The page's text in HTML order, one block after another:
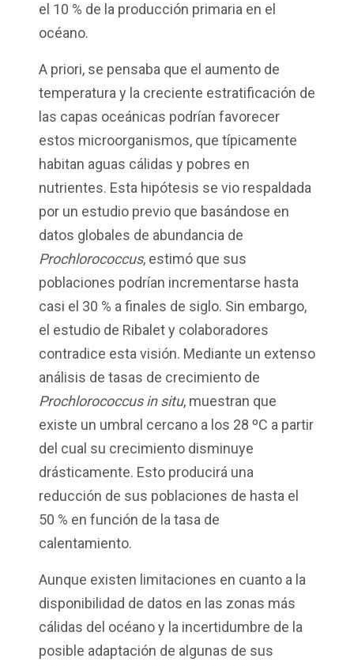
el 10 % de la producción primaria en el
océano.
A priori, se pensaba que el aumento de
temperatura y la creciente estratificación de
las capas oceánicas podrían favorecer
estos microorganismos, que típicamente
habitan aguas cálidas y pobres en
nutrientes. Esta hipótesis se vio respaldada
por un estudio previo que basándose en
datos globales de abundancia de
Prochlorococcus, estimó que sus
poblaciones podrían incrementarse hasta
casi el 30 % a finales de siglo. Sin embargo,
el estudio de Ribalety colaboradores
contradice esta visión. Mediante un extenso
análisis de tasas de crecimiento de
Prochlorococcusin situ, muestran que
existe un umbral cercano a los 28 ºC a partir
del cual su crecimiento disminuye
drásticamente. Esto producirá una
reducción de sus poblaciones de hasta el
50 % en función de la tasa de
calentamiento.
Aunque existen limitaciones en cuanto a la
disponibilidad de datos en las zonas más
cálidas del océano y la incertidumbre de la
posible adaptación de algunas de sus